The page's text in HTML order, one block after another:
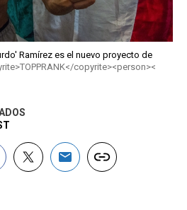
Ramírez es el nuevo proyecto de
copyrite><person><